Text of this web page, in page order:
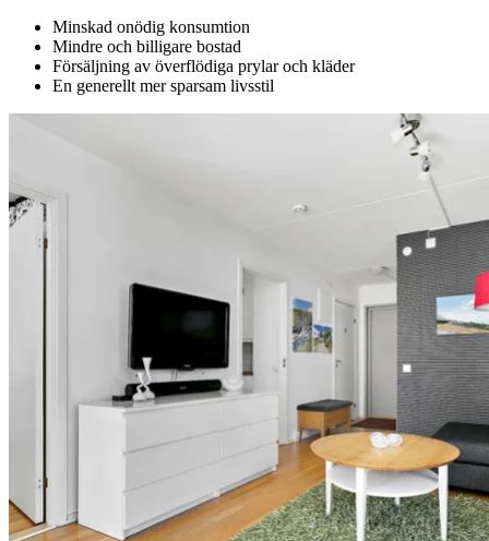
Minskad onödig konsumtion
Mindre och billigare bostad
Försäljning av överflödiga prylar och kläder
En generellt mer sparsam livsstil